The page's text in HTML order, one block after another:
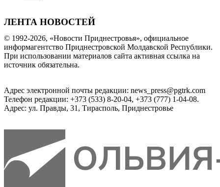
ЛЕНТА НОВОСТЕЙ
© 1992-2026, «Новости Приднестровья», официальное
информагентство Приднестровской Молдавской Республики.
При использовании материалов сайта активная ссылка на
источник обязательна.
Адрес электронной почты редакции: news_press@pgtrk.com
Телефон редакции: +373 (533) 8-20-04, +373 (777) 1-04-08.
Адрес: ул. Правды, 31, Тирасполь, Приднестровье